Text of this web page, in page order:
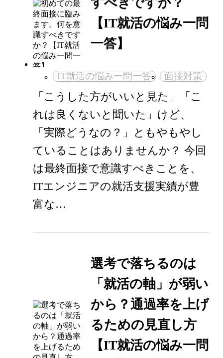
【IT就活の悩み一問
一答】
IT就活の悩み一問一答 面接対策
「こうした方がいいと見た」「こ
れは良くないと聞いた」けど、
「実際どうなの？」ともやもやし
ていることはありませんか？ 今回
は最終面接で意識すべきことを、
ITエンジニアの就活支援実績が豊
富な…
選考で落ちるのは
「就活の軸」が弱い
から？通過率を上げ
るための見直し方
【IT就活の悩み一問